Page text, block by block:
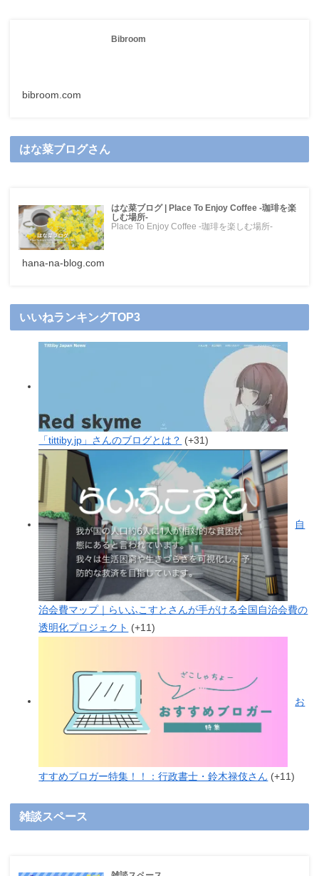
Bibroom
bibroom.com
はな菜ブログさん
はな菜ブログ | Place To Enjoy Coffee -珈琲を楽
しむ場所-
Place To Enjoy Coffee -珈琲を楽しむ場所-
hana-na-blog.com
いいねランキングTOP3
「tittiby.jp」さんのブログとは？ +31
自
治会費マップ｜らいふこすとさんが手がける全国自治会費の
透明化プロジェクト
+11
お
すすめブロガー特集！！：行政書士・鈴木禄伎さん +11
雑談スペース